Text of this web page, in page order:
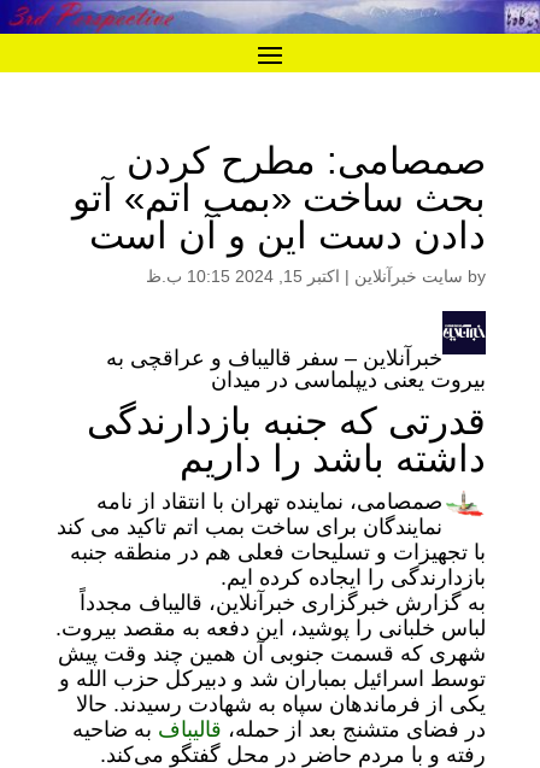
صمصامی: مطرح کردن
بحث ساخت «بمب اتم» آتو
دادن دست این و آن است
by سایت خبرآنلاین | اکتبر 15, 2024 10:15 ب.ظ
خبرآنلاین – سفر قالیباف و عراقچی به
بیروت یعنی دیپلماسی در میدان
قدرتی که جنبه بازدارندگی
داشته باشد را داریم
صمصامی، نماینده تهران با انتقاد از نامه
نمایندگان برای ساخت بمب اتم تاکید می کند
با تجهیزات و تسلیحات فعلی هم در منطقه جنبه
بازدارندگی را ایجاده کرده ایم.
به گزارش خبرگزاری خبرآنلاین، قالیباف مجدداً
لباس خلبانی را پوشید، این دفعه به مقصد بیروت.
شهری که قسمت جنوبی آن همین چند وقت پیش
توسط اسرائیل بمباران شد و دبیرکل حزب الله و
یکی از فرماندهان سپاه به شهادت رسیدند. حالا
در فضای متشنج بعد از حمله، قالیباف به ضاحیه
رفته و با مردم حاضر در محل گفتگو می‌کند.